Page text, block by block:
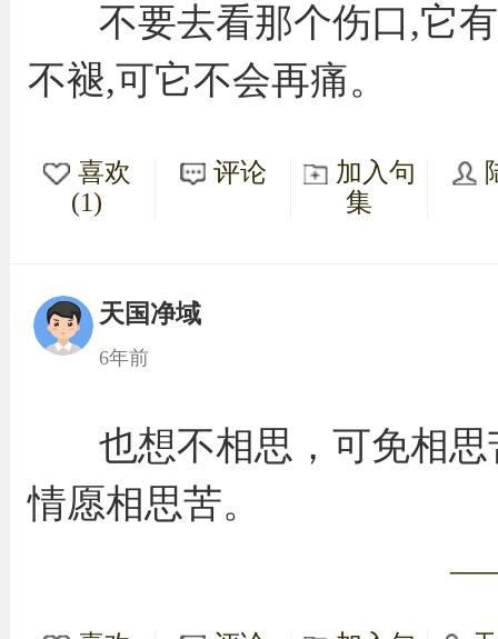
不要去看那个伤口,它
不褪,可它不会再痛。
喜欢
(1)
评论
加入句
集
天国净域
6年前
也想不相思，可免相
情愿相思苦。